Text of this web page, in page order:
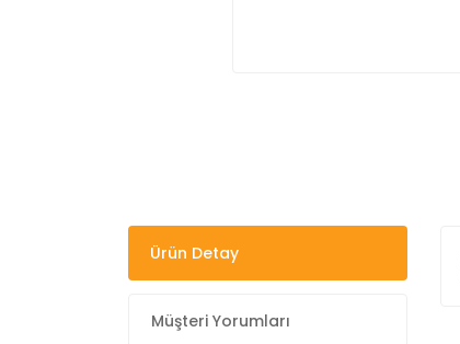
Ürün Detay
Müşteri Yorumları